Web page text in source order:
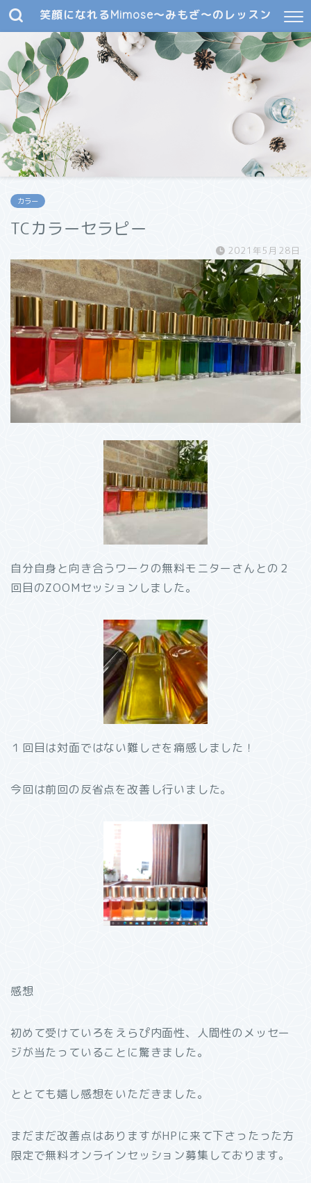
笑顔になれるMimose～みもざ～のレッスン
カラー
TCカラーセラピー
2021年5月28日
自分自身と向き合うワークの無料モニターさんとの２
回目のZOOMセッションしました。
１回目は対面ではない難しさを痛感しました！
今回は前回の反省点を改善し行いました。
感想
初めて受けていろをえらぴ内面性、人間性のメッセー
ジが当たっていることに驚きました。
ととても嬉し感想をいただきました。
まだまだ改善点はありますがHPに来て下さったった方
限定で無料オンラインセッション募集しております。